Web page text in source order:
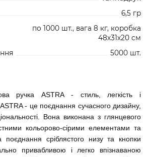
6,5 гр
по 1000 шт., вага 8 кг, коробка
48х31х20 см
5000 шт.
ручка ASTRA - стиль, легкість і
ASTRA - це поєднання сучасного дизайну,
Вона виконана з глянцевого
кольорово-сірими елементами та
сріблястого низу та кнопки
привабливою і легко впізнаваною